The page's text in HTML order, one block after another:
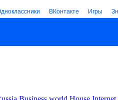
ВКонтакте Игры